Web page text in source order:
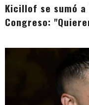
Kicillof se sumó
Congreso: